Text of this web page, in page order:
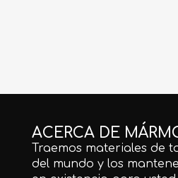
ACERCA DE
Traemos materiales de
del mundo y los